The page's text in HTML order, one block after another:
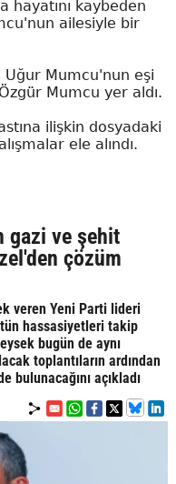
hayatını kaybeden
ailesiyle bir
Uğur Mumcu'nun eşi
Mumcu yer aldı.
ilişkin dosyadaki
ele alındı.
gazi ve şehit
çözüm
veren Yeni Parti lideri
hassasiyetleri takip
bugün de aynı
toplantıların ardından
bulunacağını açıkladı